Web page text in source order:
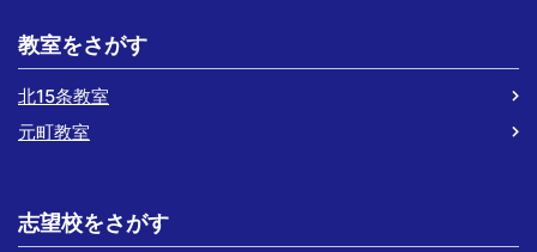
教室をさがす
北15条教室
元町教室
志望校をさがす